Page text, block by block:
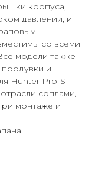
корпуса,
давлении, и
со всеми
модели также
и
Hunter Pro-S
соплами,
монтаже и